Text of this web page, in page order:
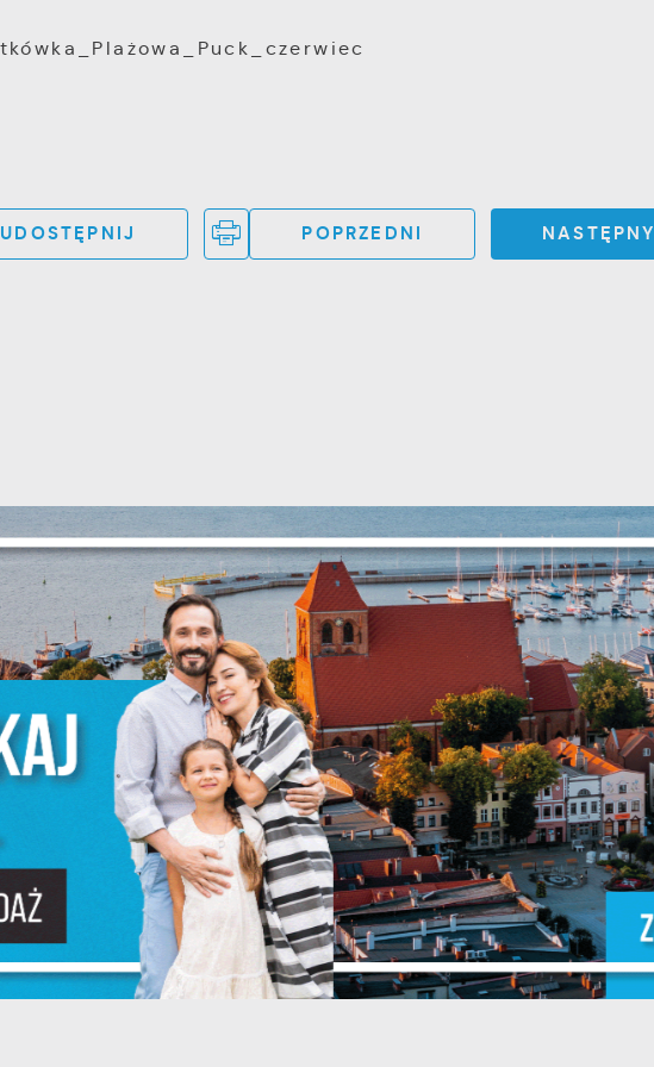
UDOSTĘPNIJ POPRZEDNI NASTĘPNY
Szanujemy Twoją prywatność. Możesz zmienić ustawienia cookies
lub zaakceptować je wszystkie. W dowolnym momencie możesz
dokonać zmiany swoich ustawień.
Niezbędne
Niezbędne pliki cookies służą do prawidłowego funkcjonowania
strony internetowej i umożliwiają Ci komfortowe korzystanie z
oferowanych przez nas usług.
Pliki cookies odpowiadają na podejmowane przez Ciebie działania
w celu m.in. dostosowania Twoich ustawień preferencji
prywatności, logowania czy wypełniania formularzy. Dzięki plikom
cookies strona, z której korzystasz, może działać bez zakłóceń.
Funkcjonalne i personalizacyjne
Tego typu pliki cookies umożliwiają stronie internetowej
zapamiętanie wprowadzonych przez Ciebie ustawień oraz
personalizację określonych funkcjonalności czy prezentowanych
treści.
ZAPISZ WYBRANE